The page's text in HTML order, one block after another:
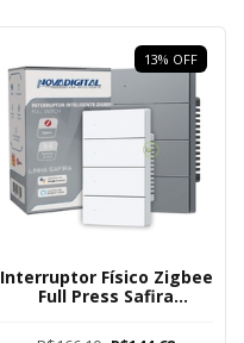
13% OFF
Interruptor Físico Zigbee
Full Press Safira